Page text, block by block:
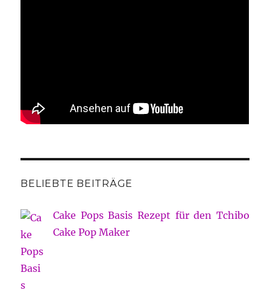
BELIEBTE BEITRÄGE
Cake Pops Basis Rezept für den Tchibo
Cake Pop Maker